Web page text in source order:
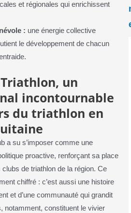
et régionales qui enrichissent
: une énergie collective
le développement de chacun
un
incontournable
du triathlon en
a su s’imposer comme une
proactive, renforçant sa place
de triathlon de la région. Ce
chiffré : c’est aussi une histoire
et d’une communauté qui grandit
notamment, constituent le vivier